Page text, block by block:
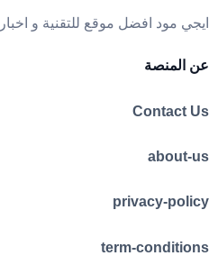
ايجي مود افضل موقع للتقنية و اخبار
عن المنصة
Contact Us
about-us
privacy-policy
term-conditions